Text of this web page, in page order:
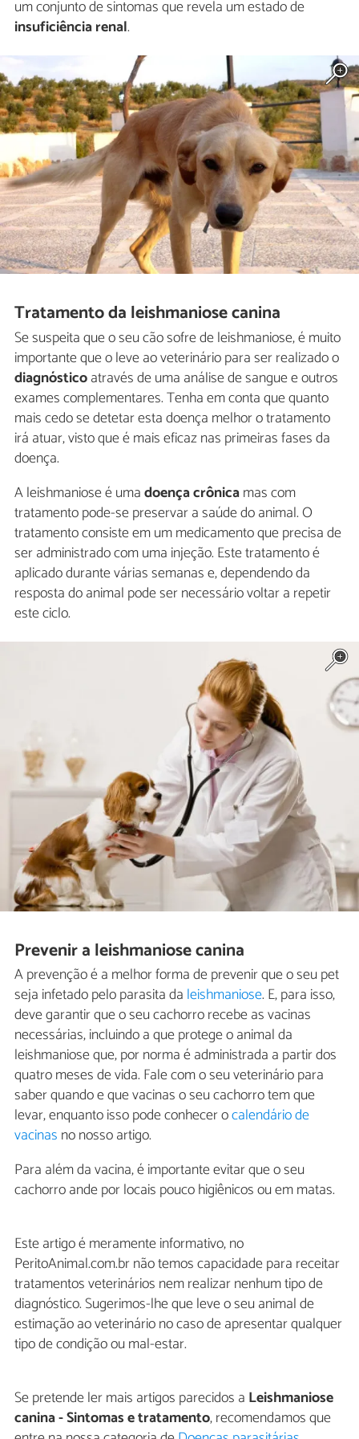
um conjunto de sintomas que revela um estado de
insuficiência renal.
Tratamento da leishmaniose canina
Se suspeita que o seu cão sofre de leishmaniose, é muito
importante que o leve ao veterinário para ser realizado o
diagnósticoatravés de uma análise de sangue e outros
exames complementares. Tenha em conta que quanto
mais cedo se detetar esta doença melhor o tratamento
irá atuar, visto que é mais eficaz nas primeiras fases da
doença.
A leishmaniose é umadoença crônicamas com
tratamento pode-se preservar a saúde do animal. O
tratamento consiste em um medicamento que precisa de
ser administrado com uma injeção. Este tratamento é
aplicado durante várias semanas e, dependendo da
resposta do animal pode ser necessário voltar a repetir
este ciclo.
Prevenir a leishmaniose canina
A prevenção é a melhor forma de prevenir que o seu pet
seja infetado pelo parasita da leishmaniose. E, para isso,
deve garantir que o seu cachorro recebe as vacinas
necessárias, incluindo a que protege o animal da
leishmaniose que, por norma é administrada a partir dos
quatro meses de vida. Fale com o seu veterinário para
saber quando e que vacinas o seu cachorro tem que
levar, enquanto isso pode conhecer ocalendário de
vacinas no nosso artigo.
Para além da vacina, é importante evitar que o seu
cachorro ande por locais pouco higiênicos ou em matas.
Este artigo é meramente informativo, no
PeritoAnimal.com.br não temos capacidade para receitar
tratamentos veterinários nem realizar nenhum tipo de
diagnóstico. Sugerimos-lhe que leve o seu animal de
estimação ao veterinário no caso de apresentar qualquer
tipo de condição ou mal-estar.
Se pretende ler mais artigos parecidos a Leishmaniose
canina - Sintomas e tratamento, recomendamos que